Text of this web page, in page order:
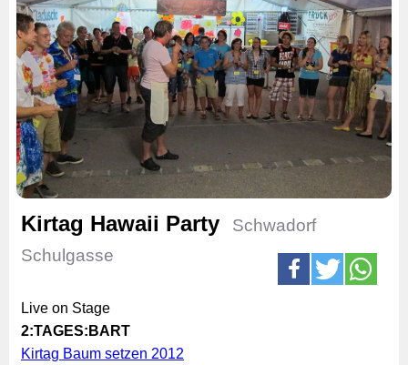
Kirtag Hawaii Party
Schwadorf
Schulgasse
Live on Stage
2:TAGES:BART
Kirtag Baum setzen 2012